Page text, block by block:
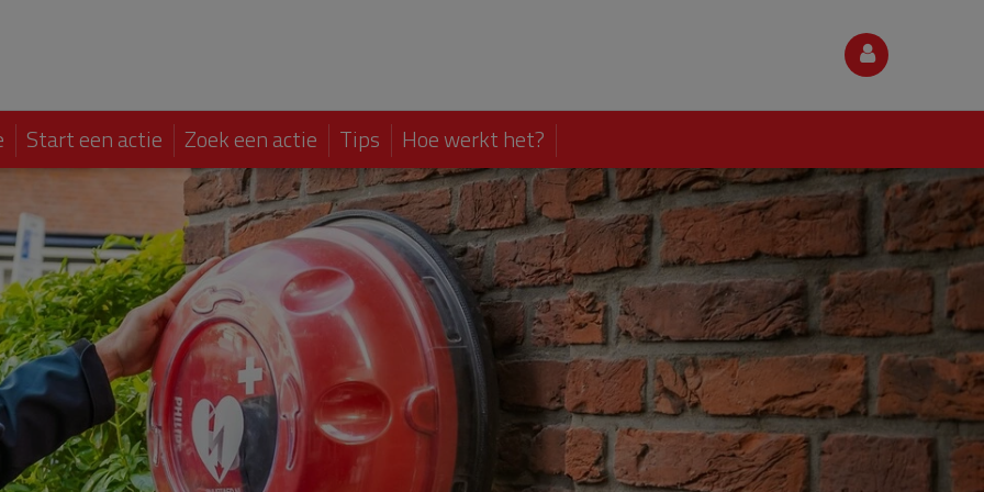
Start een actie Zoek een actie Tips Hoe werkt het?